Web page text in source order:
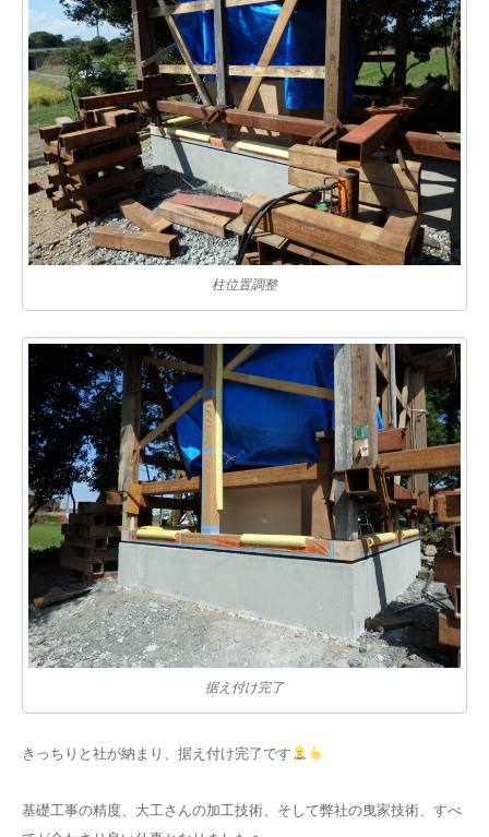
柱位置調整
据え付け完了
きっちりと社が納まり、据え付け完了です
基礎工事の精度、大工さんの加工技術、そして弊社の曳家技術、すべ